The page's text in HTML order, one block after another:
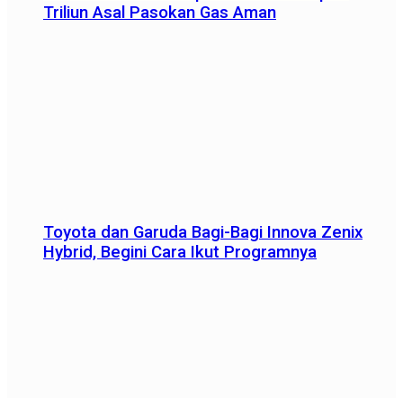
Triliun Asal Pasokan Gas Aman
Toyota dan Garuda Bagi-Bagi Innova Zenix
Hybrid, Begini Cara Ikut Programnya